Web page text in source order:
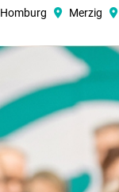
Homburg Merzig